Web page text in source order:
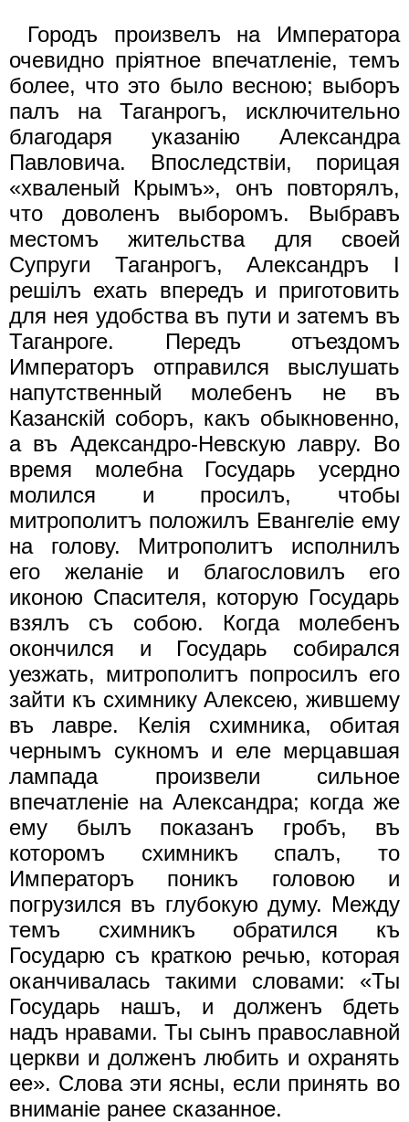
Городъ произвелъ на Императора
очевидно прiятное впечатленiе, темъ
более, что это было весною; выборъ
палъ на Таганрогъ, исключительно
благодаря указанiю Александра
Павловича. Впоследствiи, порицая
«хваленый Крымъ», онъ повторялъ,
что доволенъ выборомъ. Выбравъ
местомъ жительства для своей
Супруги Таганрогъ, Александръ I
решiлъ ехать впередъ и приготовить
для нея удобства въ пути и затемъ въ
Таганроге. Передъ отъездомъ
Императоръ отправился выслушать
напутственный молебенъ не въ
Казанскiй соборъ, какъ обыкновенно,
а въ Адександро-Невскую лавру. Во
время молебна Государь усердно
молился и просилъ, чтобы
митрополитъ положилъ Евангелiе ему
на голову. Митрополитъ исполнилъ
его желанiе и благословилъ его
иконою Спасителя, которую Государь
взялъ съ собою. Когда молебенъ
окончился и Государь собирался
уезжать, митрополитъ попросилъ его
зайти къ схимнику Алексею, жившему
въ лавре. Келiя схимника, обитая
чернымъ сукномъ и еле мерцавшая
лампада произвели сильное
впечатленiе на Александра; когда же
ему былъ показанъ гробъ, въ
которомъ схимникъ спалъ, то
Императоръ поникъ головою и
погрузился въ глубокую думу. Между
темъ схимникъ обратился къ
Государю съ краткою речью, которая
оканчивалась такими словами: «Ты
Государь нашъ, и долженъ бдеть
надъ нравами. Ты сынъ православной
церкви и долженъ любить и охранять
ее». Слова эти ясны, если принять во
вниманiе ранее сказанное.